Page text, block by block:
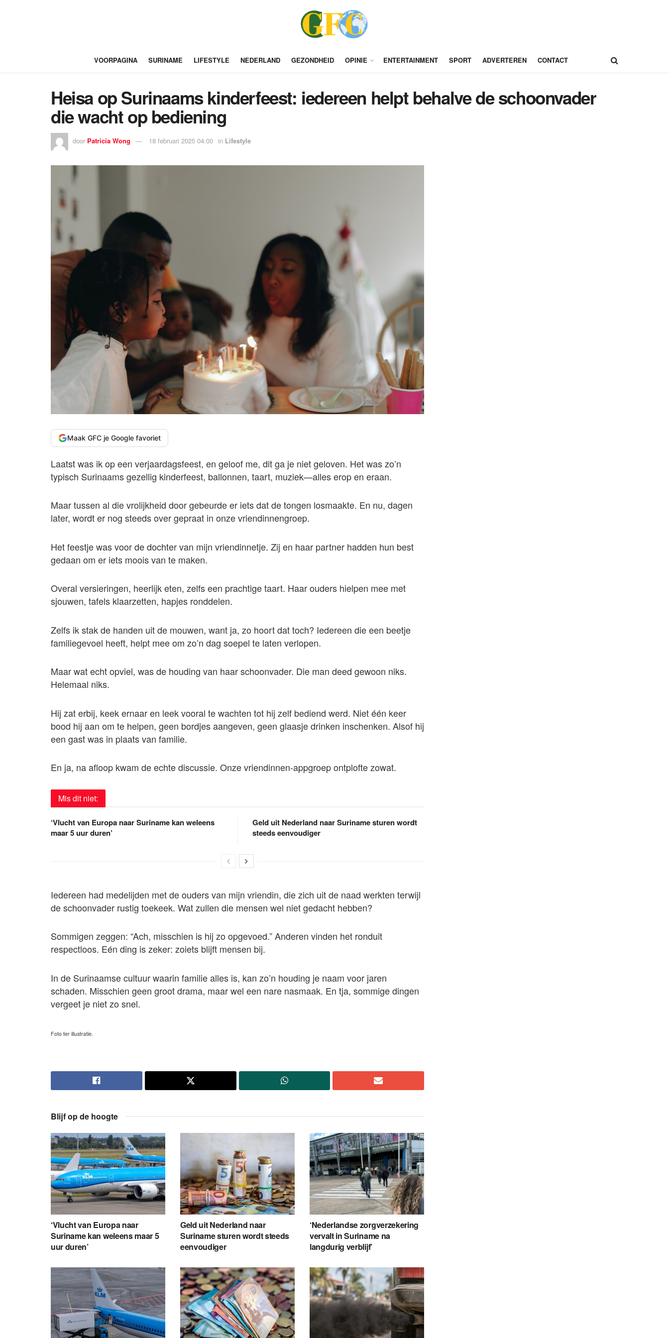
VOORPAGINA SURINAME LIFESTYLE NEDERLAND GEZONDHEID OPINIE ENTERTAINMENT SPORT ADVERTEREN CONTACT
Heisa op Surinaams kinderfeest: iedereen helpt behalve de schoonvader
die wacht op bediening
door Patricia Wong 18 februari 2025 04:00 in Lifestyle
Maak GFC je Google favoriet
Laatst was ik op een verjaardagsfeest, en geloof me, dit ga je niet geloven. Het was zo’n
typisch Surinaams gezellig kinderfeest, ballonnen, taart, muziek—alles erop en eraan.
Maar tussen al die vrolijkheid door gebeurde er iets dat de tongen losmaakte. En nu, dagen
later, wordt er nog steeds over gepraat in onze vriendinnengroep.
Het feestje was voor de dochter van mijn vriendinnetje. Zij en haar partner hadden hun best
gedaan om er iets moois van te maken.
Overal versieringen, heerlijk eten, zelfs een prachtige taart. Haar ouders hielpen mee met
sjouwen, tafels klaarzetten, hapjes ronddelen.
Zelfs ik stak de handen uit de mouwen, want ja, zo hoort dat toch? Iedereen die een beetje
familiegevoel heeft, helpt mee om zo’n dag soepel te laten verlopen.
Maar wat echt opviel, was de houding van haar schoonvader. Die man deed gewoon niks.
Helemaal niks.
Hij zat erbij, keek ernaar en leek vooral te wachten tot hij zelf bediend werd. Niet één keer
bood hij aan om te helpen, geen bordjes aangeven, geen glaasje drinken inschenken. Alsof hij
een gast was in plaats van familie.
En ja, na afloop kwam de echte discussie. Onze vriendinnen-appgroep ontplofte zowat.
Mis dit niet:
‘Vlucht van Europa naar Suriname kan weleens
maar 5 uur duren’
Geld uit Nederland naar Suriname sturen wordt
steeds eenvoudiger
Iedereen had medelijden met de ouders van mijn vriendin, die zich uit de naad werkten terwijl
de schoonvader rustig toekeek. Wat zullen die mensen wel niet gedacht hebben?
Sommigen zeggen: “Ach, misschien is hij zo opgevoed.” Anderen vinden het ronduit
respectloos. Eén ding is zeker: zoiets blijft mensen bij.
In de Surinaamse cultuur waarin familie alles is, kan zo’n houding je naam voor jaren
schaden. Misschien geen groot drama, maar wel een nare nasmaak. En tja, sommige dingen
vergeet je niet zo snel.
Foto ter illustratie.
Blijf op de hoogte
‘Vlucht van Europa naar
Suriname kan weleens maar 5
uur duren’
Geld uit Nederland naar
Suriname sturen wordt steeds
eenvoudiger
‘Nederlandse zorgverzekering
vervalt in Suriname na
langdurig verblijf’